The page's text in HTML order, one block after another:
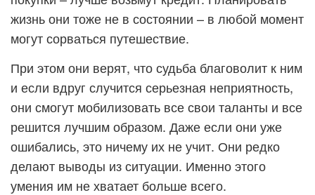
жизнь они тоже не в состоянии – в любой момент
могут сорваться путешествие.
При этом они верят, что судьба благоволит к ним
и если вдруг случится серьезная неприятность,
они смогут мобилизовать все свои таланты и все
решится лучшим образом. Даже если они уже
ошибались, это ничему их не учит. Они редко
делают выводы из ситуации. Именно этого
умения им не хватает больше всего.